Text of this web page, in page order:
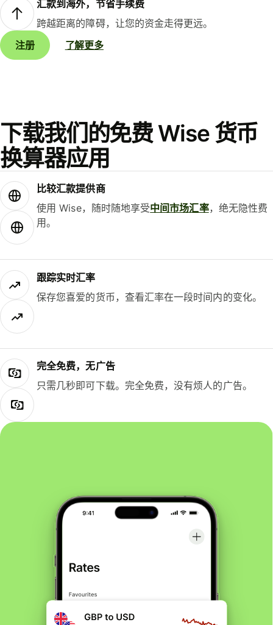
汇款到海外，节省手续费
跨越距离的障碍，让您的资金走得更远。
注册
了解更多
下载我们的免费 Wise 货币
换算器应用
比较汇款提供商
使用 Wise，随时随地享受中间市场汇率，绝无隐性费
用。
跟踪实时汇率
保存您喜爱的货币，查看汇率在一段时间内的变化。
完全免费，无广告
只需几秒即可下载。完全免费，没有烦人的广告。